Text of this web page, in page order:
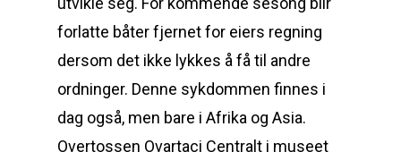
forlatte båter fjernet for eiers regning
dersom det ikke lykkes å få til andre
ordninger. Denne sykdommen finnes i
dag også, men bare i Afrika og Asia.
Overtossen Ovartaci Centralt i museet